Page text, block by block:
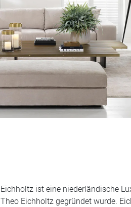
Eichholtz ist eine niederländische
Theo Eichholtz gegründet wurde.